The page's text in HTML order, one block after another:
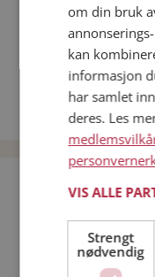
Fler single
Date menn i Norge
Date kvinner i Norge
Bli
Jeg er en:
om din bruk
kan
informasjon
har samlet
deres. Les
VIS ALLE
Strengt
nødvendig